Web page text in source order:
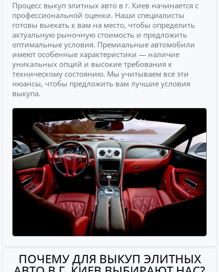
Процесс выкуп элитных авто в г. Киев начинается с
профессиональной оценки. Наши специалисты
готовы выехать к вам на место, чтобы определить
актуальную рыночную стоимость и предложить
оптимальные условия. Премиальные автомобили
имеют особенные характеристики — наличие
уникальных опций и высокие требования к
техническому состоянию. Мы учитываем все эти
нюансы, чтобы предложить вам лучшие условия
выкупа.
ПОЧЕМУ ДЛЯ ВЫКУП ЭЛИТНЫХ